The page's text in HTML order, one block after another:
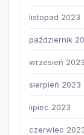
listopad 2023
październik
wrzesień 2023
sierpień 2023
lipiec 2023
czerwiec